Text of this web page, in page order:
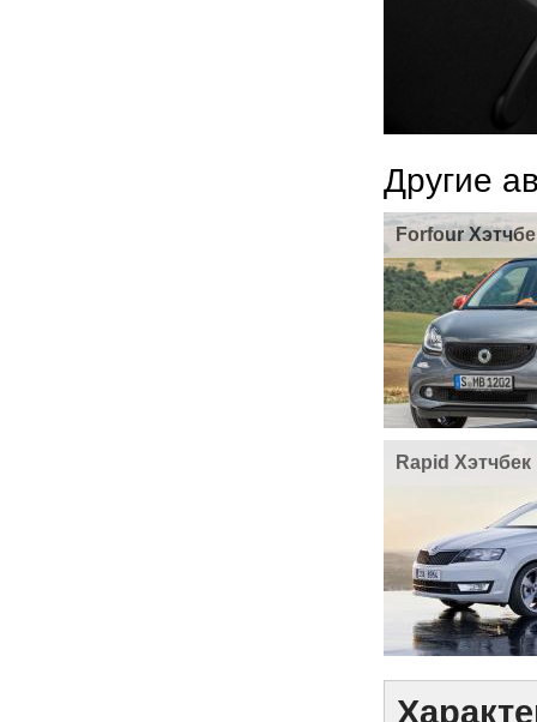
Другие
Forfour
Rapid Хэтчбек